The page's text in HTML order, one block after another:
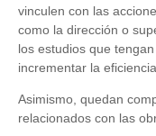
vinculen con las
como la dirección o
los estudios que
incrementar la
Asimismo, quedan
relacionados con las